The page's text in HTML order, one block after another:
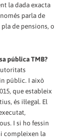
la dada exacta
parla de
de pensions, o
pública TMB?
públic. I això
que estableix
és il·legal. El
I si ho fessin
compleixen la